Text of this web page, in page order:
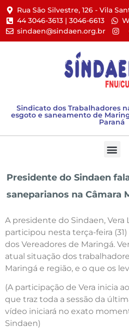
Rua São Silvestre, 126 - Vila
44 3046-3613 | 3046-6613​
sindaen@sindaen.org.br
Sindicato dos Trabalhadores
esgoto e saneamento de
Paraná
Presidente do Sindaen
saneparianos na Câmara
A presidente do Sindaen, Vera
participou nesta terça-feira (31)
dos Vereadores de Maringá.
atual situação dos
Maringá e região, e o que os
(A participação de Vera inicia
que traz toda a sessão da
vídeo iniciará no exato
Sindaen)